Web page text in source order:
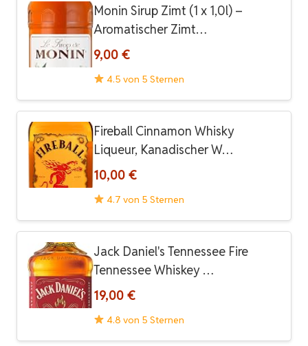
Monin Sirup Zimt (1 x 1,0l) –
Aromatischer Zimt…
9,00 €
4.5 von 5 Sternen
Fireball Cinnamon Whisky
Liqueur, Kanadischer W…
10,00 €
4.7 von 5 Sternen
Jack Daniel's Tennessee Fire
Tennessee Whiskey …
19,00 €
4.8 von 5 Sternen